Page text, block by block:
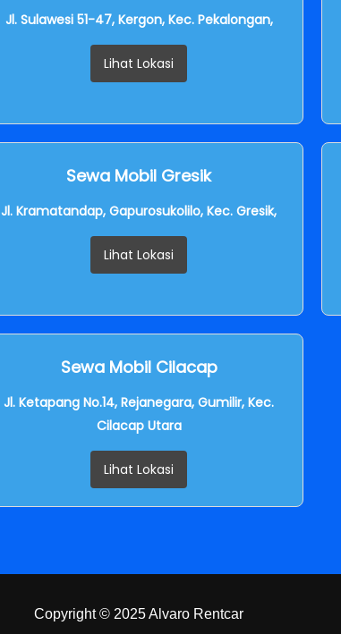
Jl. Sulawesi 51-47, Kergon, Kec. Pekalongan,
Lihat Lokasi
Sewa Mobil Gresik
Jl. Kramatandap, Gapurosukolilo, Kec. Gresik,
Lihat Lokasi
Sewa Mobil Cilacap
Jl. Ketapang No.14, Rejanegara, Gumilir, Kec.
Cilacap Utara
Lihat Lokasi
Copyright © 2025 Alvaro Rentcar